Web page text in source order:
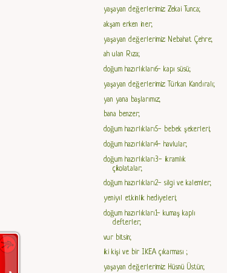
yaşayan değerlerimiz: Zekai Tunca;
akşam erken iner;
yaşayan değerlerimiz: Nebahat Çehre;
ah ulan Rıza;
doğum hazırlıkları6- kapı süsü;
yaşayan değerlerimiz: Türkan Kandıralı;
yan yana başlarımız;
bana benzer;
doğum hazırlıkları5- bebek şekerleri;
doğum hazırlıkları4- havlular;
doğum hazırlıkları3- ikramlık
çikolatalar;
doğum hazırlıkları2- silgi ve kalemler;
yeniyıl etkinlik hediyeleri;
doğum hazırlıkları1- kumaş kaplı
defterler;
vur bitsin;
iki kişi ve bir IKEA çıkarması ;
yaşayan değerlerimiz: Hüsnü Üstün;